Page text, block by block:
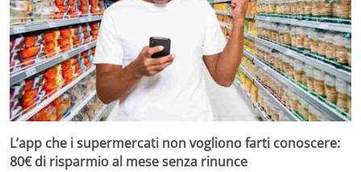
L’app che i supermercati non vogliono farti conoscere:
80€ di risparmio al mese senza rinunce